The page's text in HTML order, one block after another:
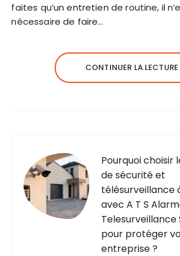
faites qu’un entretien de routine, il
nécessaire de faire…
CONTINUER LA LECTURE
Pourquoi choisir
de sécurité et
télésurveillance
avec A T S
Telesurveillance
pour protéger
entreprise ?